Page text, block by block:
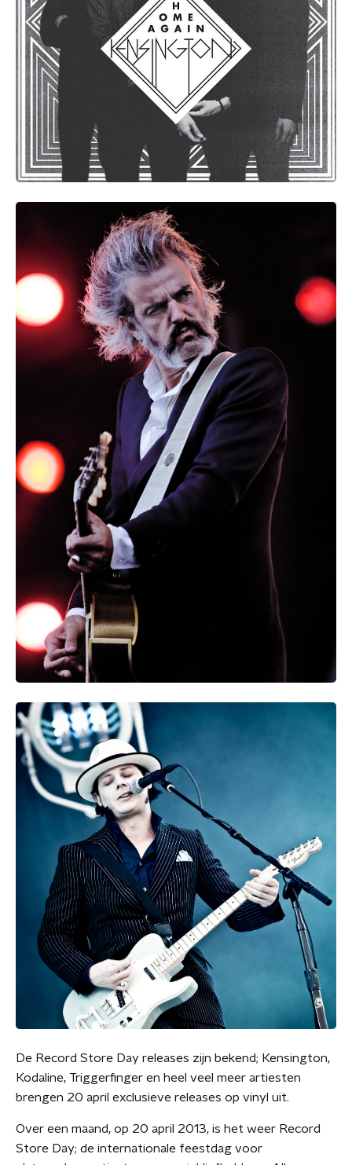
De Record Store Day releases zijn bekend; Kensington,
Kodaline, Triggerfinger en heel veel meer artiesten
brengen 20 april exclusieve releases op vinyl uit.
Over een maand, op 20 april 2013, is het weer Record
Store Day; de internationale feestdag voor